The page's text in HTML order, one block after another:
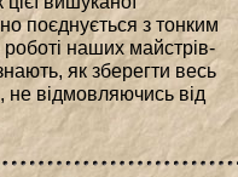
поєднується з тонким
наших майстрів-
як зберегти весь
не відмовляючись від